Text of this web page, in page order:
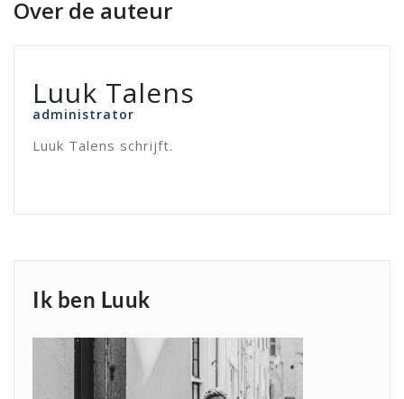
Over de auteur
Luuk Talens
administrator
Luuk Talens schrijft.
Ik ben Luuk